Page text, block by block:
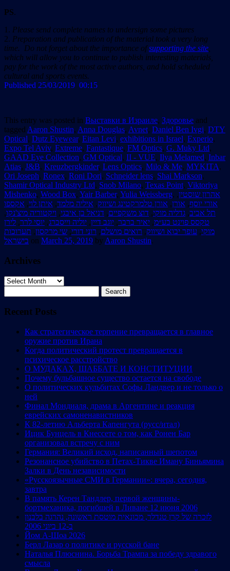
PS.
1. Please send complete names to undersign some pictures
2. Preparation and publication of the material took a very long
time. Do not forget about the importance ofsupporting the site
which will allow you to continue to publish interesting materials,
pay for the work of the most active authors, and hold scheduled
cultural and sports events.
Published 25/03/2019 00:15
This entry was posted in Выставки в Израиле, Здоровье and
tagged Aaron Shustin, Anna Douglas, Avnet, Daniel Ben Ivgi, DTY
Optical, Dutz Eyewear, Eitan Levi, exhibitions in Israel, Experio,
Expo Tel Aviv, Extreme, Fantastique, FM Optics, G. Muky Ltd,
GAAD Eye Collection, GM Optical, II - VUE, Ilya Melamed, Inbar
Atias, J&B, Kreuzbergkinder, Lens Optics, Milo & Me, MYKITA,
Ori Joseph, Ronex, Roni Dori, Schneider lens, Shai Markson,
Shamir Optical Industry Ltd, Snob Milano, Texas Point, Viktoriya
Mishenko, Wood Box, Yair Barber, Yulia Weissberg, אהרון שוסטין,
אורי יוסף, אורן, אורן טלמרקטינג ושיווק, איליה מלמד, איתן לוי, אקספו
תל אביב, גדליה מוקי, דוצ משקפיים, דניאל בן איבגי, ויקטוריה מיצ'נקו,
טקסס פוינט בע״מ, יאיר ברבר, יוגב דיין, יוליה וייסברג, יוסי לרר, לירן
מוקי, עופר יבוא ושיווק, רואים מושלם, רוני דורי, שי מרקסון, תערוכות
בישראל on March 25, 2019 by Aaron Shustin.
Archives
Archives
for:
Recent Posts
Как стратегическое терпение превращается в главное
оружие против Ирана
Когда политический протест превращается в
психическое расстройство
О МУДАКАХ, ШАББАТЕ И КОНСТИТУЦИИ
Почему бульбашное существо остается на свободе
О политических кульбитах Софы Ландвер и не только о
ней
Финал Мондиаля, драма в Аргентине и реакция
еврейских самоненавистников
К 82-летию Альберта Капенгута (русс/итал)
Ицик Бунцель в Кнессете о том, как Ронен Бар
организовал встречу с ним
Германия: Великий исход, написанный шепотом
Резонансное убийство в Петах-Тикве Иману Биньямина
Залки в День независимости
«Русскоязычные СМИ в Германии»: вчера, сегодня,
завтра
В память Керен Тандлер, первой женщины-
бортмеханика, погибшей в Ливане 12 июня 2006
לזכרה של קרן טנדלר, מכונאית מוטסת ראשונה, נהרגה בלבנון
ב-12 ביוני 2006
Йом А-Шоа 2026
Берл Лазар о политике и русской бане
Наталья Плюснина. Борьба Трампа за победу здравого
смысла